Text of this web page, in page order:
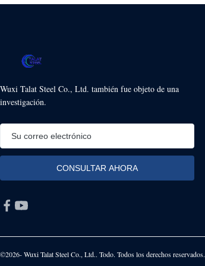
Wuxi Talat Steel Co., Ltd. también fue objeto de una
investigación.
©2026- Wuxi Talat Steel Co., Ltd.. Todo. Todos los derechos reservados.